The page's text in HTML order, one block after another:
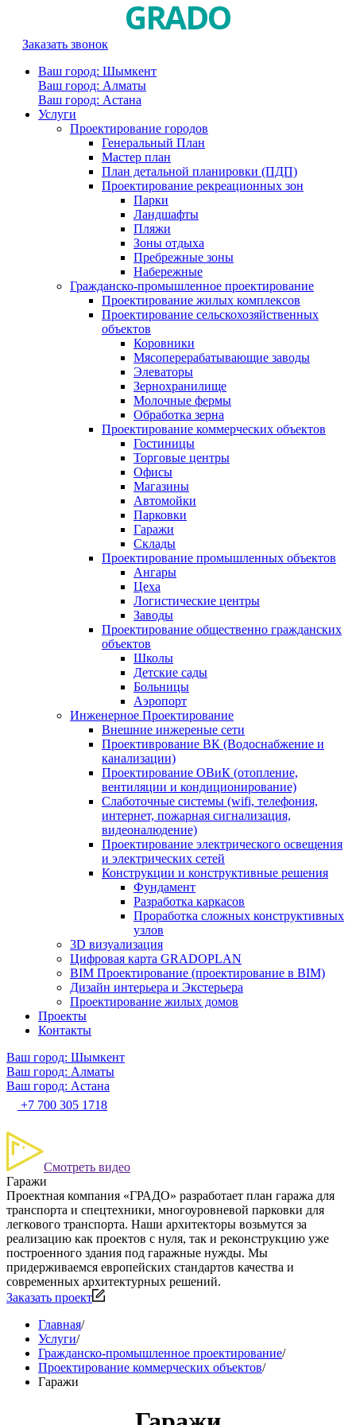
Заказать звонок
Ваш город: Шымкент
Ваш город: Алматы
Ваш город: Астана
Услуги
Проектирование городов
Генеральный План
Мастер план
План детальной планировки (ПДП)
Проектирование рекреационных зон
Парки
Ландшафты
Пляжи
Зоны отдыха
Пребрежные зоны
Набережные
Гражданско-промышленное проектирование
Проектирование жилых комплексов
Проектирование сельскохозяйственных
объектов
Коровники
Мясоперерабатывающие заводы
Элеваторы
Зернохранилище
Молочные фермы
Обработка зерна
Проектирование коммерческих объектов
Гостиницы
Торговые центры
Офисы
Магазины
Автомойки
Парковки
Гаражи
Склады
Проектирование промышленных объектов
Ангары
Цеха
Логистические центры
Заводы
Проектирование общественно гражданских
объектов
Школы
Детские сады
Больницы
Аэропорт
Инженерное Проектирование
Внешние инжереные сети
Проективрование ВК (Водоснабжение и
канализации)
Проектирование ОВиК (отопление,
вентиляции и кондиционирование)
Слаботочные системы (wifi, телефония,
интернет, пожарная сигнализация,
видеоналюдение)
Проектирование электрического освещения
и электрических сетей
Конструкции и конструктивные решения
Фундамент
Разработка каркасов
Проработка сложных конструктивных
узлов
3D визуализация
Цифровая карта GRADOPLAN
BIM Проектирование (проектирование в BIM)
Дизайн интерьера и Экстерьера
Проектирование жилых домов
Проекты
Контакты
Ваш город: Шымкент
Ваш город: Алматы
Ваш город: Астана
+7 700 305 1718
Смотреть видео
Гаражи
Проектная компания «ГРАДО» разработает план гаража для
транспорта и спецтехники, многоуровневой парковки для
легкового транспорта. Наши архитекторы возьмутся за
реализацию как проектов с нуля, так и реконструкцию уже
построенного здания под гаражные нужды. Мы
придерживаемся европейских стандартов качества и
современных архитектурных решений.
Заказать проект
Главная/
Услуги/
Гражданско-промышленное проектирование/
Проектирование коммерческих объектов/
Гаражи